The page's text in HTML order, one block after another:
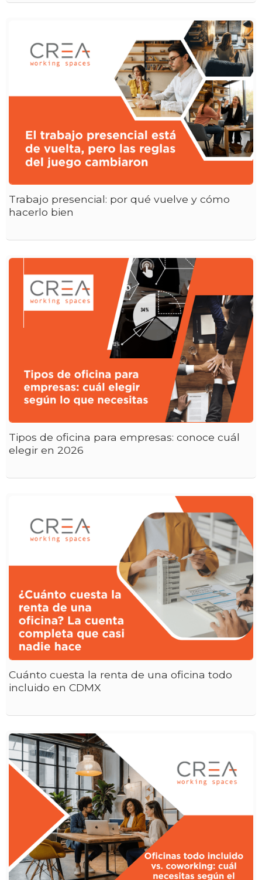
Trabajo presencial: por qué vuelve y cómo
hacerlo bien
Tipos de oficina para empresas: conoce cuál
elegir en 2026
Cuánto cuesta la renta de una oficina todo
incluido en CDMX